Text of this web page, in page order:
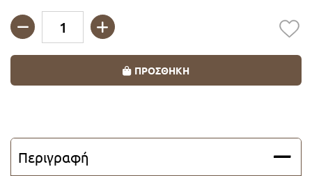
Λαμπάδες με καρδιές
Λαμπάδες με πορσελάνη ΠΡΟΣΘΗΚΗ
Περιγραφή